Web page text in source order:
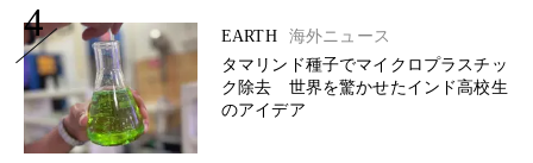
4 EARTH
海外ニュース
タマリンド種子でマイクロプラスチッ
ク除去 世界を驚かせたインド高校生
のアイデア